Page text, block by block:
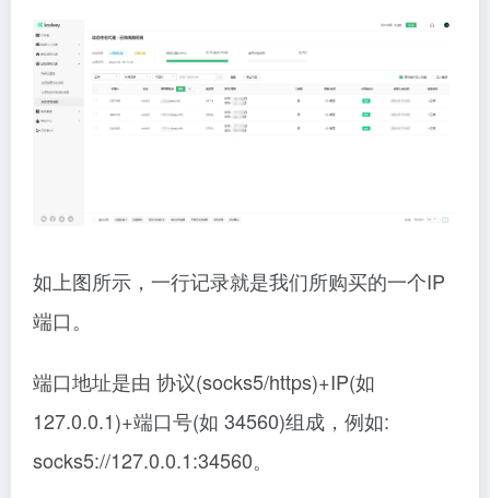
如上图所示，一行记录就是我们所购买的一个IP
端口。
端口地址是由 协议(socks5/https)+IP(如
127.0.0.1)+端口号(如 34560)组成，例如:
socks5://127.0.0.1:34560。